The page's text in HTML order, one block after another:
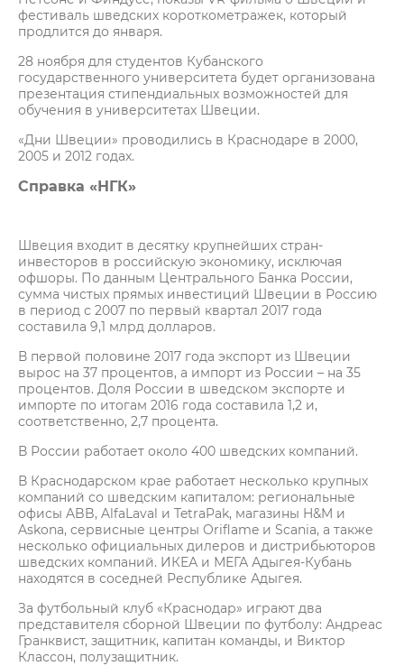
фестиваль шведских короткометражек, который
продлится до января.
28 ноября для студентов Кубанского
государственного университета будет организована
презентация стипендиальных возможностей для
обучения в университетах Швеции.
«Дни Швеции» проводились в Краснодаре в 2000,
2005 и 2012 годах.
Справка «НГК»
Швеция входит в десятку крупнейших стран-
инвесторов в российскую экономику, исключая
офшоры. По данным Центрального Банка России,
сумма чистых прямых инвестиций Швеции в Россию
в период с 2007 по первый квартал 2017 года
составила 9,1 млрд долларов.
В первой половине 2017 года экспорт из Швеции
вырос на 37 процентов, а импорт из России – на 35
процентов. Доля России в шведском экспорте и
импорте по итогам 2016 года составила 1,2 и,
соответственно, 2,7 процента.
В России работает около 400 шведских компаний.
В Краснодарском крае работает несколько крупных
компаний со шведским капиталом: региональные
офисы ABB, AlfaLaval и TetraPak, магазины H&M и
Askona, сервисные центры Oriflame и Scania, а также
несколько официальных дилеров и дистрибьюторов
шведских компаний. ИКЕА и МЕГА Адыгея-Кубань
находятся в соседней Республике Адыгея.
За футбольный клуб «Краснодар» играют два
представителя сборной Швеции по футболу: Андреас
Гранквист, защитник, капитан команды, и Виктор
Классон, полузащитник.